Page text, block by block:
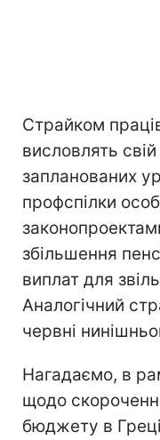
Страйком
висловлять
запланованих
профспілки
збільшення
виплат для
Аналогічний
червні
Нагадаємо, в
щодо
бюджету в